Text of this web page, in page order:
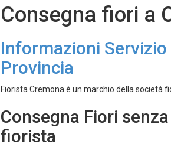
Consegna fiori a
Informazioni
Provincia
Fiorista Cremona è un marchio della società
Consegna Fiori
fiorista